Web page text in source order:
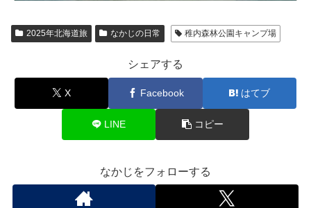
2025年北海道旅 なかじの日常 稚内森林公園キャンプ場
シェアする
X Facebook はてブ
LINE コピー
なかじをフォローする